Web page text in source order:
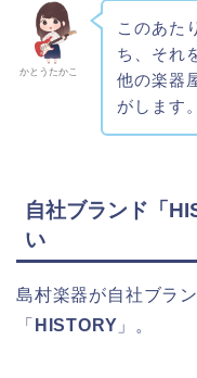
かとうたかこ
このあた
ち、それ
他の楽器
がします。
自社ブランド「
い
島村楽器が自社ブラ
「 HISTORY 」。